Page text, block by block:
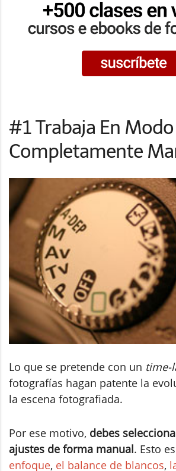
#1 Trabaja En Modo
Completamente
Lo que se pretende con un time-
fotografías hagan patente la
la escena fotografiada.
Por ese motivo, debes
ajustes de forma manual. Esto
enfoque, el balance de blancos,